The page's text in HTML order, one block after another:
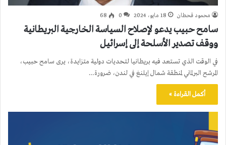
محمود قحطان 18 مايو، 2024 0
68
سامح حبيب يدعو لإصلاح السياسة الخارجية البريطانية
ووقف تصدير الأسلحة إلى إسرائيل
في الوقت الذي تستعد فيه بريطانيا لتحديات دولية متزايدة، يرى سامح حبيب،
المرشح البرلماني لمنطقة شمال إيلنغ في لندن، ضرورة…
أكمل القراءة »